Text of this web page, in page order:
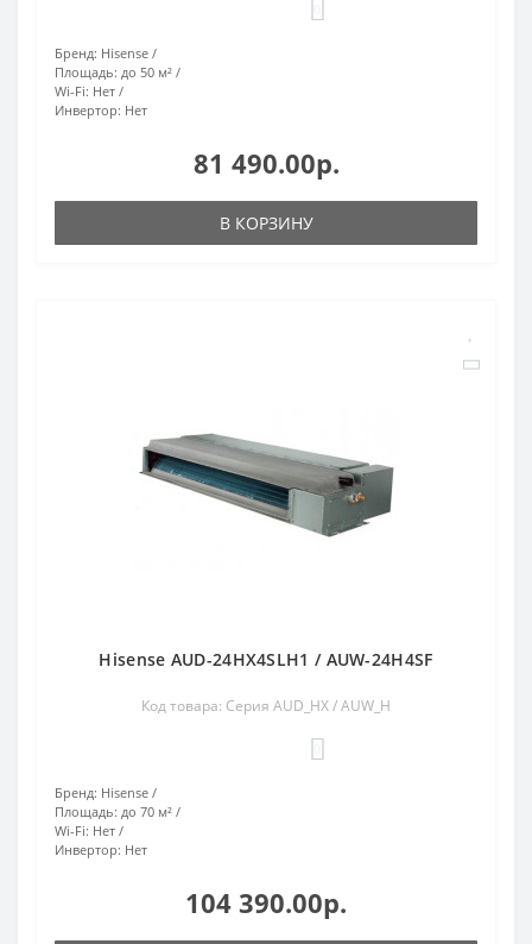
Бренд: Hisense
Площадь: до 50 м²
Wi-Fi: Нет
Инвертор: Нет
81 490.00р.
В КОРЗИНУ
Hisense AUD-24HX4SLH1 / AUW-24H4SF
Код товара: Серия AUD_HX / AUW_H
Бренд: Hisense
Площадь: до 70 м²
Wi-Fi: Нет
Инвертор: Нет
104 390.00р.